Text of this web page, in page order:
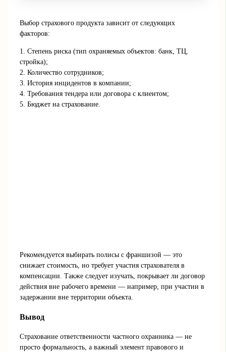
Выбор страхового продукта зависит от следующих
факторов:
1. Степень риска (тип охраняемых объектов: банк, ТЦ,
стройка);
2. Количество сотрудников;
3. История инцидентов в компании;
4. Требования тендера или договора с клиентом;
5. Бюджет на страхование.
Рекомендуется выбирать полисы с франшизой — это
снижает стоимость, но требует участия страхователя в
компенсации. Также следует изучать, покрывает ли договор
действия вне рабочего времени — например, при участии в
задержании вне территории объекта.
Вывод
Страхование ответственности частного охранника — не
просто формальность, а важный элемент правового и